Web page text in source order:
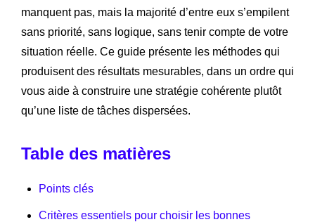
manquent pas, mais la majorité d’entre eux s’empilent
sans priorité, sans logique, sans tenir compte de votre
situation réelle. Ce guide présente les méthodes qui
produisent des résultats mesurables, dans un ordre qui
vous aide à construire une stratégie cohérente plutôt
qu’une liste de tâches dispersées.
Table des matières
Points clés
Critères essentiels pour choisir les bonnes